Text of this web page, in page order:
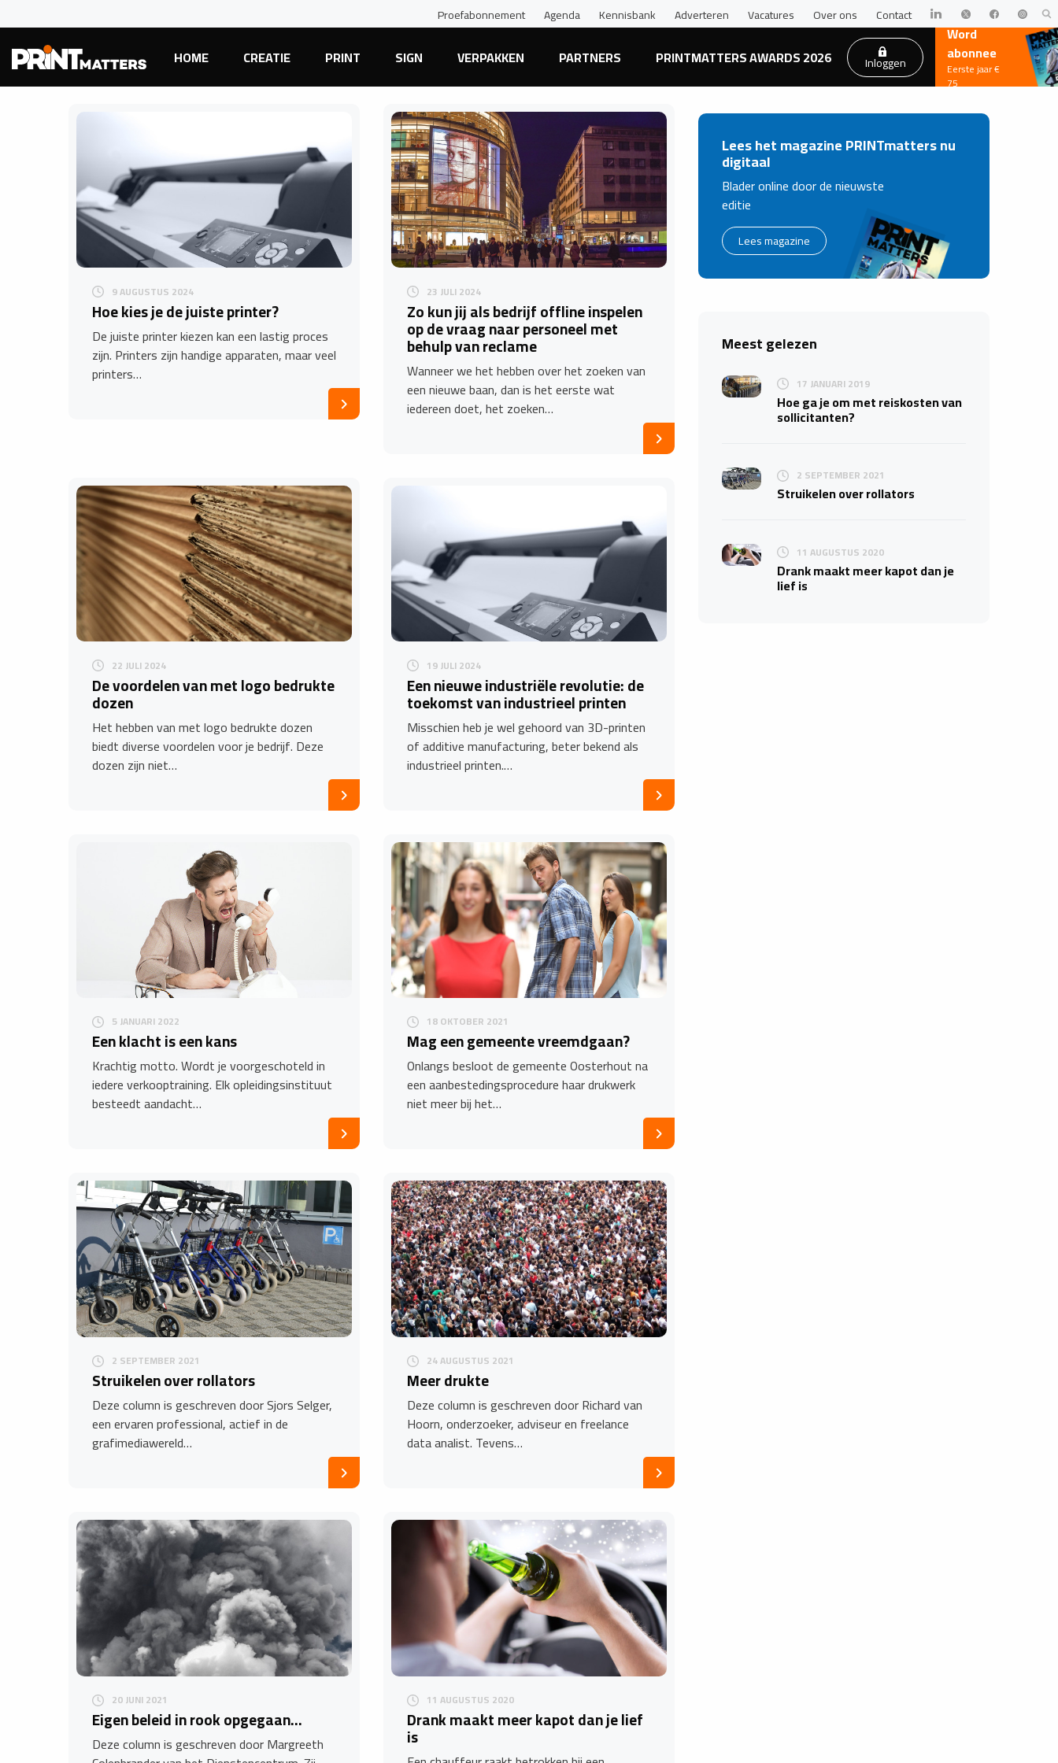
Proefabonnement Agenda Kennisbank Adverteren Vacatures Over ons Contact
HOME CREATIE PRINT SIGN VERPAKKEN PARTNERS PRINTMATTERS AWARDS 2026 Inloggen
Word
abonnee
Eerste jaar €
75
9 AUGUSTUS 2024
Hoe kies je de juiste printer?
De juiste printer kiezen kan een lastig proces
zijn. Printers zijn handige apparaten, maar veel
printers…
23 JULI 2024
Zo kun jij als bedrijf offline inspelen
op de vraag naar personeel met
behulp van reclame
Wanneer we het hebben over het zoeken van
een nieuwe baan, dan is het eerste wat
iedereen doet, het zoeken…
22 JULI 2024
De voordelen van met logo bedrukte
dozen
Het hebben van met logo bedrukte dozen
biedt diverse voordelen voor je bedrijf. Deze
dozen zijn niet…
19 JULI 2024
Een nieuwe industriële revolutie: de
toekomst van industrieel printen
Misschien heb je wel gehoord van 3D-printen
of additive manufacturing, beter bekend als
industrieel printen.…
5 JANUARI 2022
Een klacht is een kans
Krachtig motto. Wordt je voorgeschoteld in
iedere verkooptraining. Elk opleidingsinstituut
besteedt aandacht…
18 OKTOBER 2021
Mag een gemeente vreemdgaan?
Onlangs besloot de gemeente Oosterhout na
een aanbestedingsprocedure haar drukwerk
niet meer bij het…
2 SEPTEMBER 2021
Struikelen over rollators
Deze column is geschreven door Sjors Selger,
een ervaren professional, actief in de
grafimediawereld…
24 AUGUSTUS 2021
Meer drukte
Deze column is geschreven door Richard van
Hoorn, onderzoeker, adviseur en freelance
data analist. Tevens…
20 JUNI 2021
Eigen beleid in rook opgegaan...
Deze column is geschreven door Margreeth
11 AUGUSTUS 2020
Drank maakt meer kapot dan je lief
is
Lees het magazine PRINTmatters nu
digitaal
Blader online door de nieuwste
editie
Lees magazine
Meest gelezen
17 JANUARI 2019
Hoe ga je om met reiskosten van
sollicitanten?
2 SEPTEMBER 2021
Struikelen over rollators
11 AUGUSTUS 2020
Drank maakt meer kapot dan je
lief is